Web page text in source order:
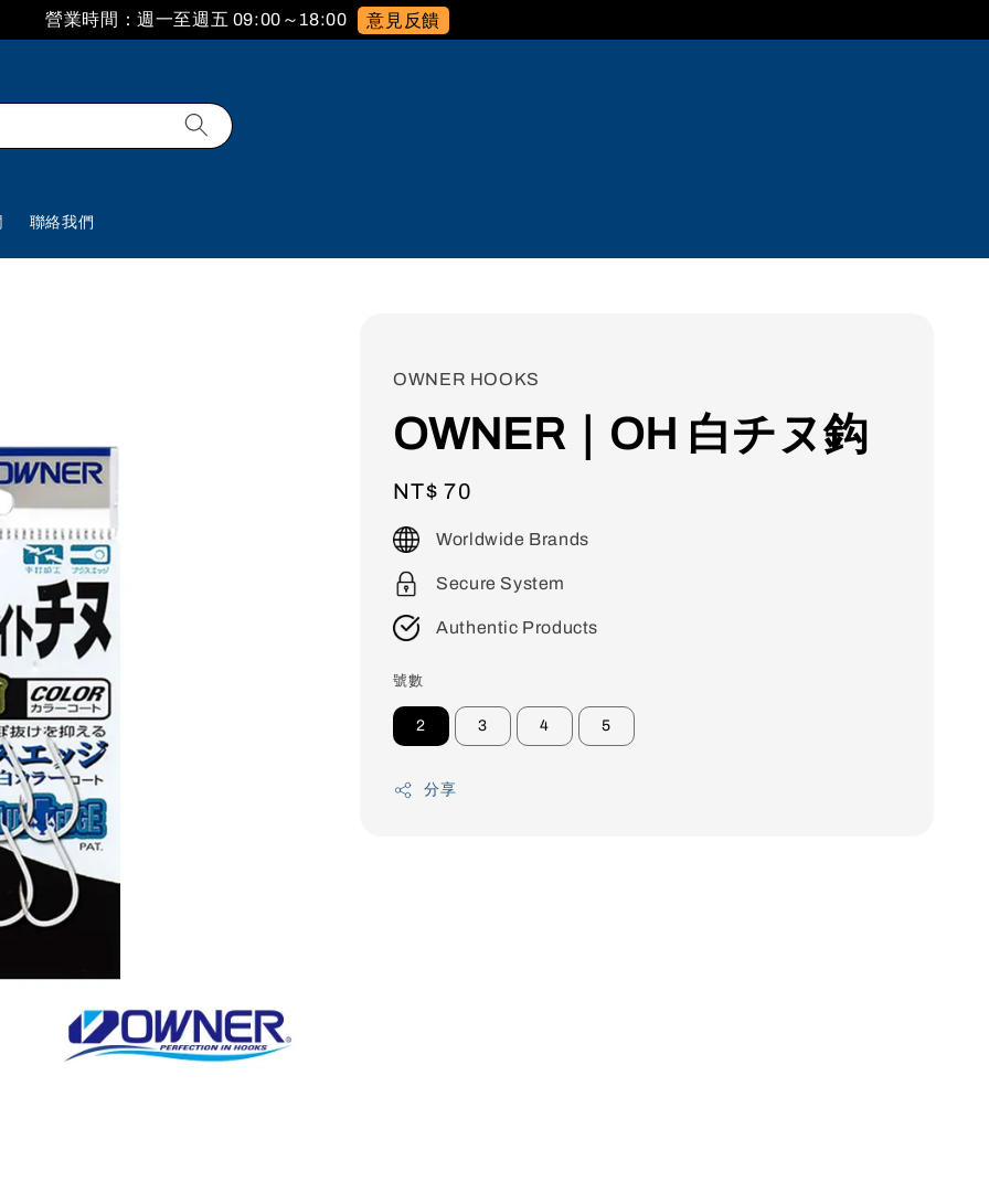
營業時間：週一至週五 09:00～18:00 意見反饋
聯絡我們
OWNER HOOKS
OWNER｜OH 白チヌ鈎
Regular
price
NT$ 70
Worldwide Brands
Secure System
Authentic Products
號數
2 3 4 5
分享